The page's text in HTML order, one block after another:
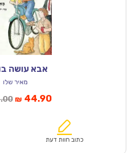
אבא עושה
מאיר שלו
המחיר
₪64.00.
₪ 44.90המחיר
הוא:
כתוב חוות דעת